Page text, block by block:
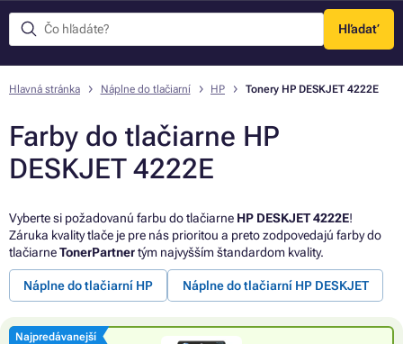
Hľadať
Menu
Hlavná stránka Náplne do tlačiarní HP Tonery HP DESKJET 4222E
Farby do tlačiarne HP
DESKJET 4222E
Vyberte si požadovanú farbu do tlačiarne HP DESKJET 4222E!
Záruka kvality tlače je pre nás prioritou a preto zodpovedajú farby do
tlačiarneTonerPartnertým najvyšším štandardom kvality.
Náplne do tlačiarní HP Náplne do tlačiarní HP DESKJET
Najpredávanejší